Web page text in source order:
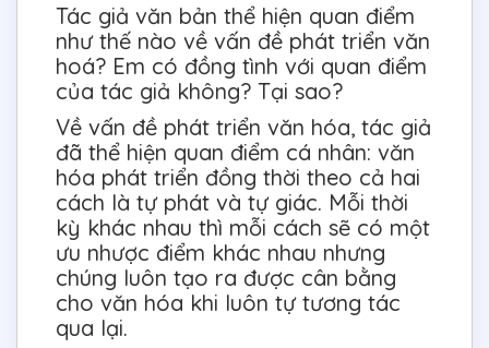
Tác giả văn bản thể hiện quan điểm
như thế nào về vấn đề phát triển văn
hoá? Em có đồng tình với quan điểm
của tác giả không? Tại sao?
Về vấn đề phát triển văn hóa, tác giả
đã thể hiện quan điểm cá nhân: văn
hóa phát triển đồng thời theo cả hai
cách là tự phát và tự giác. Mỗi thời
kỳ khác nhau thì mỗi cách sẽ có một
ưu nhược điểm khác nhau nhưng
chúng luôn tạo ra được cân bằng
cho văn hóa khi luôn tự tương tác
qua lại.